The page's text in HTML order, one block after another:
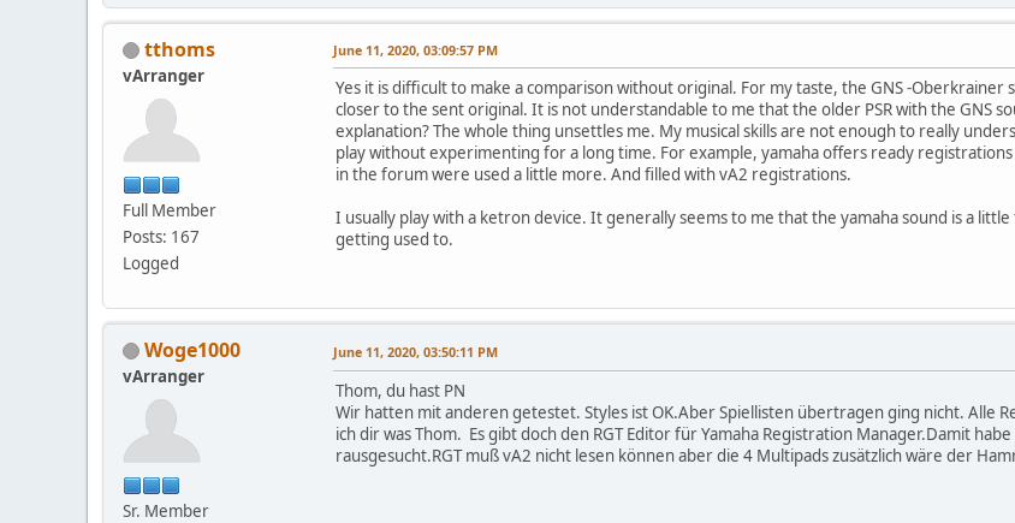
tthoms
vArranger
Full Member
Posts: 167
Logged
June 11, 2020, 03:09:57 PM
Yes it is difficult to make a comparison without original. For my taste, the GNS -Oberkrainer
closer to the sent original. It is not understandable to me that the older PSR with the GNS
explanation? The whole thing unsettles me. My musical skills are not enough to really
play without experimenting for a long time. For example, yamaha offers ready
in the forum were used a little more. And filled with vA2 registrations.
I usually play with a ketron device. It generally seems to me that the yamaha sound is a
getting used to.
Woge1000
vArranger
Sr. Member
June 11, 2020, 03:50:11 PM
Thom, du hast PN
Wir hatten mit anderen getestet. Styles ist OK.Aber Spiellisten übertragen ging nicht. Alle
ich dir was Thom. Es gibt doch den RGT Editor für Yamaha Registration Manager.Damit
rausgesucht.RGT muß vA2 nicht lesen können aber die 4 Multipads zusätzlich wäre der